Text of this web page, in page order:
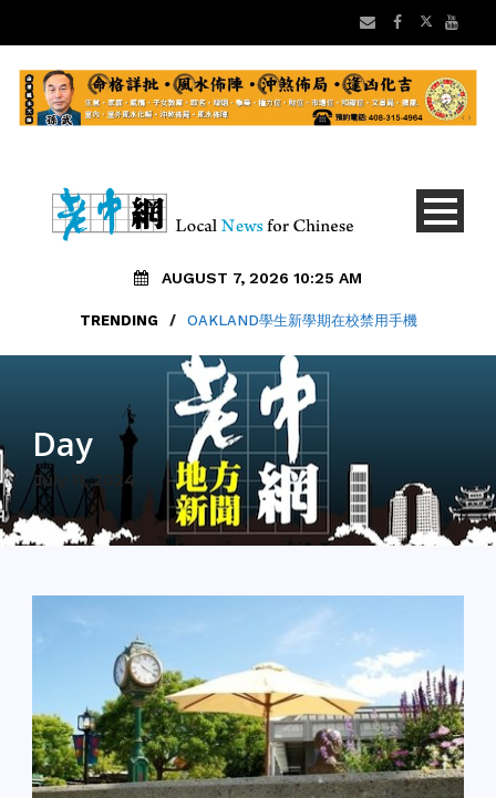
AUGUST 7, 2026 10:25 AM
TRENDING / OAKLAND學生新學期在校禁用手機
Day
July 11, 2024